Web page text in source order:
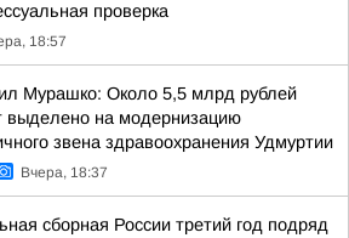
проверка
18:57
Мурашко: Около 5,5 млрд рублей
выделено на модернизацию
звена здравоохранения Удмуртии
Вчера, 18:37
сборная России третий год подряд